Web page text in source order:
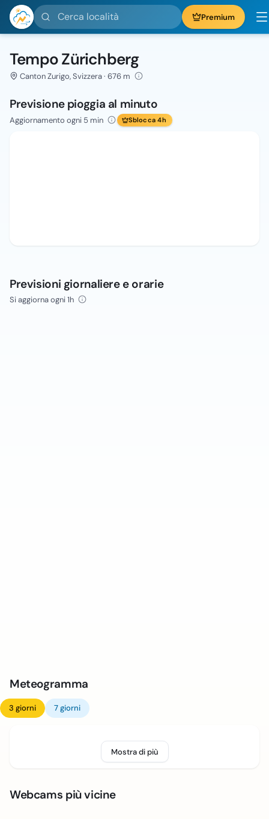
Cerca località Premium
Tempo Zürichberg
Canton Zurigo, Svizzera · 676 m
Previsione pioggia al minuto
Aggiornamento ogni 5 min Sblocca 4h
Previsioni giornaliere e orarie
Si aggiorna ogni 1h
Meteogramma
3 giorni 7 giorni
Mostra di più
Webcams più vicine